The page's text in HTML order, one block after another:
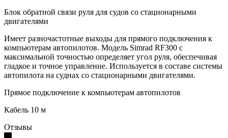
Блок обратной связи руля для судов со стационарными
двигателями
Имеет разночастотные выходы для прямого подключения к
компьютерам автопилотов. Модель Simrad RF300 с
максимальной точностью определяет угол руля, обеспечивая
гладкое и точное управление. Используется в составе системы
автопилота на суднах со стационарными двигателями.
Прямое подключение к компьютерам автопилотов
Кабель 10 м
Отзывы